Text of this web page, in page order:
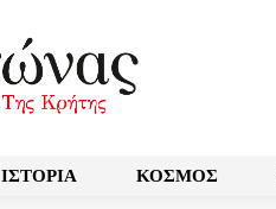
ΙΣΤΟΡΙΑ ΚΟΣΜΟΣ